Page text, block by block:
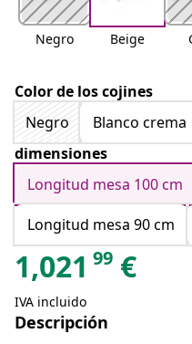
Negro Beige
Color de los cojines
Negro
Blanco crema
dimensiones
Longitud mesa 100 cm
Longitud mesa 90 cm
1,021 99 €
IVA incluido
Descripción